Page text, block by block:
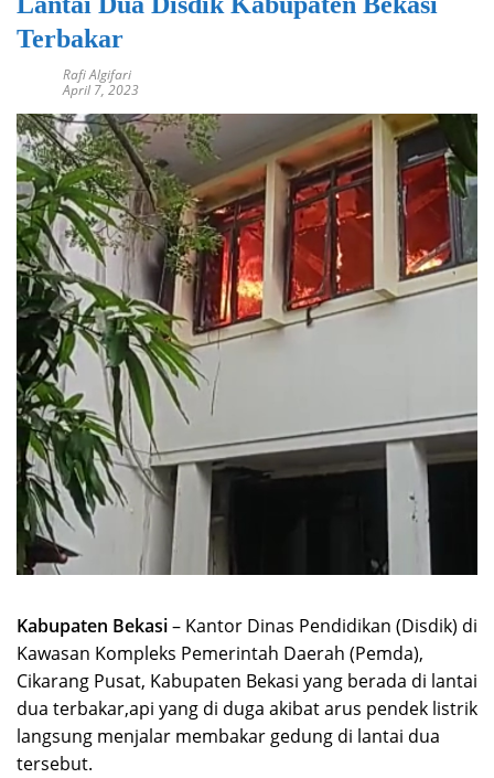
Terbakar
Rafi Algifari
April 7, 2023
Kabupaten Bekasi– Kantor Dinas Pendidikan (Disdik) di
Kawasan Kompleks Pemerintah Daerah (Pemda),
Cikarang Pusat, Kabupaten Bekasi yang berada di lantai
dua terbakar,api yang di duga akibat arus pendek listrik
langsung menjalar membakar gedung di lantai dua
tersebut.